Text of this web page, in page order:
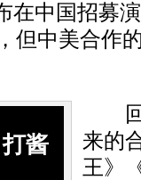
在中国招募
但中美合作
酱
回
来的
王》